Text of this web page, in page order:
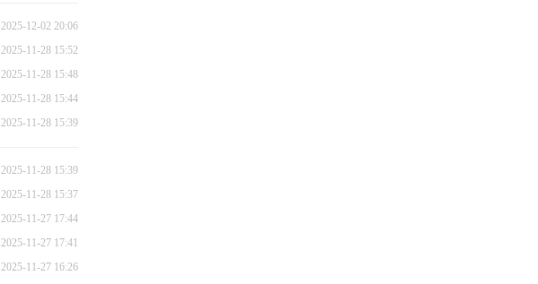
2025-12-02 20:06
2025-11-28 15:52
2025-11-28 15:48
2025-11-28 15:44
2025-11-28 15:39
2025-11-28 15:39
2025-11-28 15:37
2025-11-27 17:44
2025-11-27 17:41
2025-11-27 16:26